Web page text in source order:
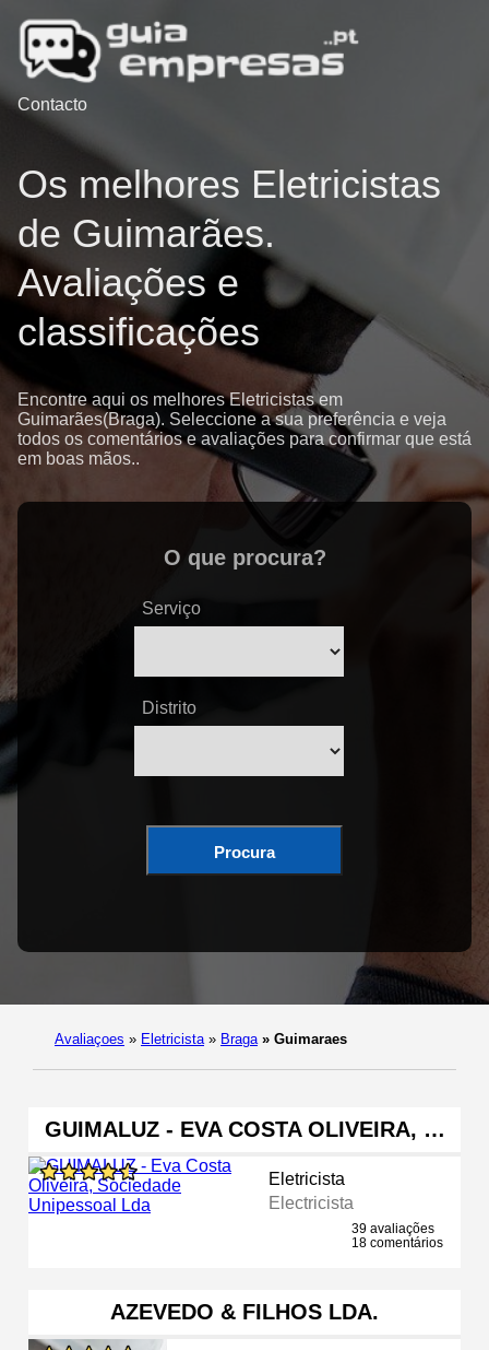
Contacto
Os melhores Eletricistas
de Guimarães.
Avaliações e
classificações
Encontre aqui os melhores Eletricistas em
Guimarães(Braga). Seleccione a sua preferência e veja
todos os comentários e avaliações para confirmar que está
em boas mãos..
O que procura?
Serviço
Distrito
Procura
Avaliaçoes » Eletricista » Braga » Guimaraes
GUIMALUZ - EVA COSTA OLIVEIRA, …
Eletricista
Electricista
39 avaliações
18 comentários
AZEVEDO & FILHOS LDA.